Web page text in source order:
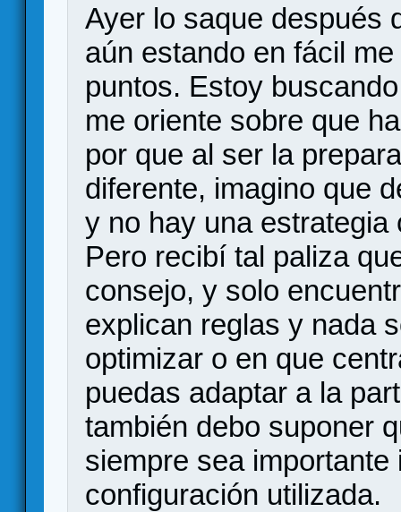
Ayer lo saque después
aún estando en fácil
puntos. Estoy
me oriente sobre que
por que al ser la
diferente, imagino que
y no hay una estrategia
Pero recibí tal paliza
consejo, y solo
explican reglas y nada
optimizar o en que
puedas adaptar a la
también debo suponer
siempre sea
configuración utilizada.